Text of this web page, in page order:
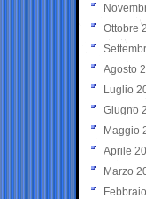
Ottobre
Agosto
Luglio
Giugno
Maggio
Aprile
Marzo